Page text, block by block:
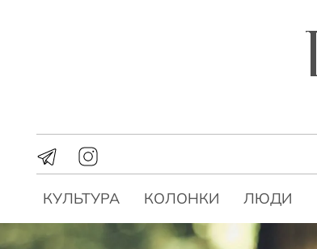
КУЛЬТУРА КОЛОНКИ ЛЮДИ